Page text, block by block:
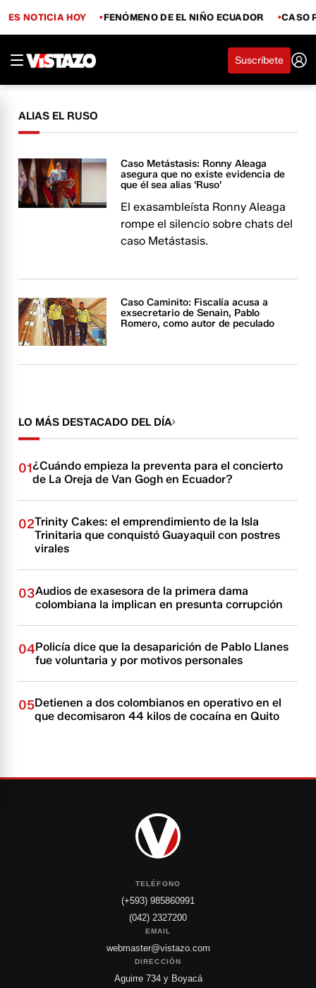
ES NOTICIA HOY FENÓMENO DE EL NIÑO ECUADOR CASO
Suscríbete
ALIAS EL RUSO
Caso Metástasis: Ronny Aleaga
asegura que no existe evidencia de
que él sea alias 'Ruso'
El exasambleísta Ronny Aleaga
rompe el silencio sobre chats del
caso Metástasis.
Caso Caminito: Fiscalía acusa a
exsecretario de Senain, Pablo
Romero, como autor de peculado
LO MÁS DESTACADO DEL DÍA
01¿Cuándo empieza la preventa para el concierto
de La Oreja de Van Gogh en Ecuador?
02Trinity Cakes: el emprendimiento de la Isla
Trinitaria que conquistó Guayaquil con postres
virales
03Audios de exasesora de la primera dama
colombiana la implican en presunta corrupción
04Policía dice que la desaparición de Pablo Llanes
fue voluntaria y por motivos personales
05Detienen a dos colombianos en operativo en el
que decomisaron 44 kilos de cocaína en Quito
TELÉFONO
(+593) 985860991
(042) 2327200
EMAIL
webmaster@vistazo.com
DIRECCIÓN
Aguirre 734 y Boyacá